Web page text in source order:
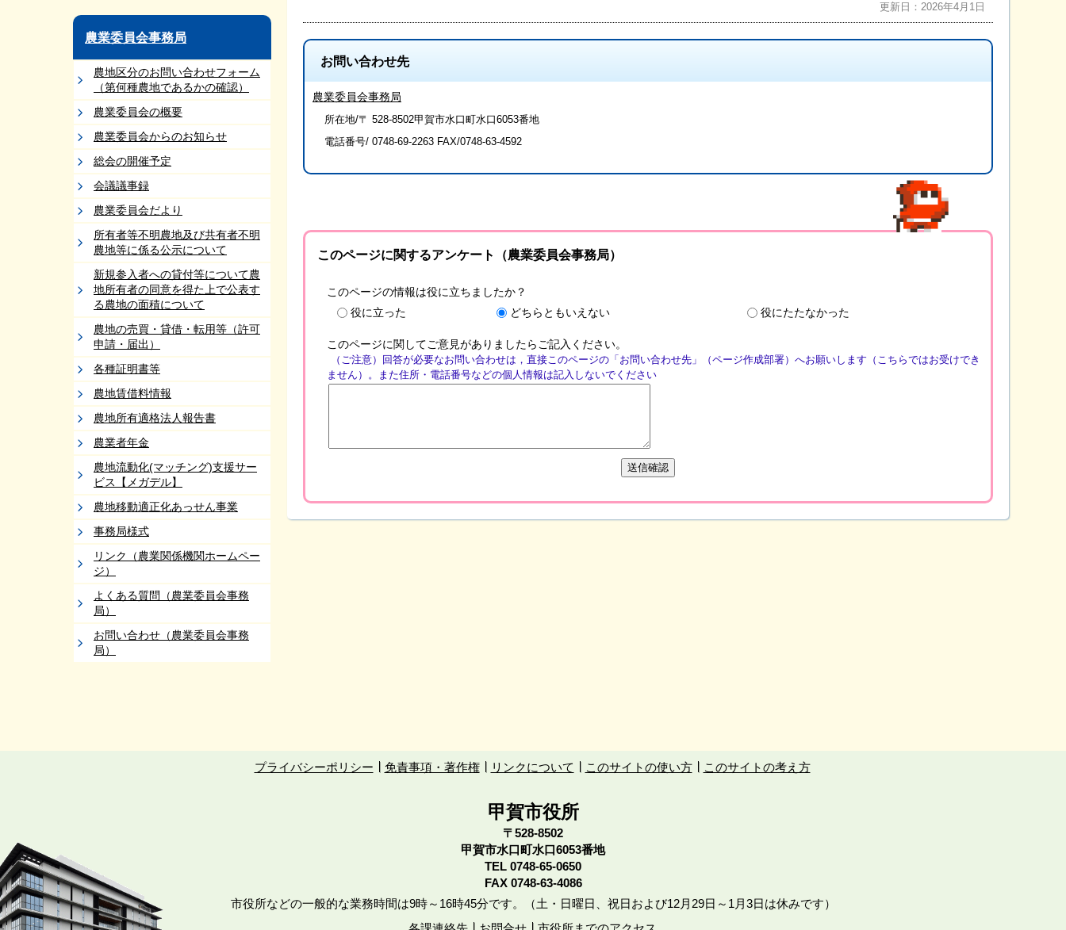
農業委員会事務局
農地区分のお問い合わせフォーム
（第何種農地であるかの確認）
農業委員会の概要
農業委員会からのお知らせ
総会の開催予定
会議議事録
農業委員会だより
所有者等不明農地及び共有者不明
農地等に係る公示について
新規参入者への貸付等について農
地所有者の同意を得た上で公表す
る農地の面積について
農地の売買・貸借・転用等（許可
申請・届出）
各種証明書等
農地賃借料情報
農地所有適格法人報告書
農業者年金
農地流動化(マッチング)支援サー
ビス【メガデル】
農地移動適正化あっせん事業
事務局様式
リンク（農業関係機関ホームペー
ジ）
よくある質問（農業委員会事務
局）
お問い合わせ（農業委員会事務
局）
更新日：2026年4月1日
お問い合わせ先
農業委員会事務局
所在地/〒 528-8502甲賀市水口町水口6053番地
電話番号/ 0748-69-2263 FAX/0748-63-4592
このページに関するアンケート（農業委員会事務局）
このページの情報は役に立ちましたか？
役に立った
どちらともいえない 役にたたなかった
このページに関してご意見がありましたらご記入ください。
（ご注意）回答が必要なお問い合わせは，直接このページの「お問い合わせ先」（ページ作成部署）へお願いします（こちらではお受けでき
ません）。また住所・電話番号などの個人情報は記入しないでください
プライバシーポリシー 免責事項・著作権 リンクについて このサイトの使い方 このサイトの考え方
甲賀市役所
〒528-8502
甲賀市水口町水口6053番地
TEL 0748-65-0650
FAX 0748-63-4086
市役所などの一般的な業務時間は9時～16時45分です。（土・日曜日、祝日および12月29日～1月3日は休みです）